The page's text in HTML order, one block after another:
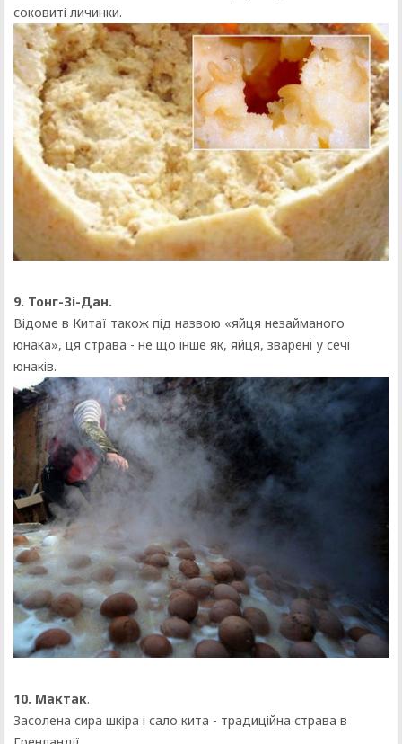
соковиті личинки.
9. Тонг-Зі-Дан.
Відоме в Китаї також під назвою «яйця незайманого
юнака», ця страва - не що інше як, яйця, зварені у сечі
юнаків.
10. Мактак.
Засолена сира шкіра і сало кита - традиційна страва в